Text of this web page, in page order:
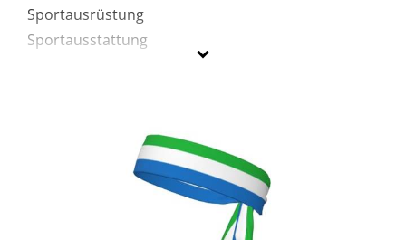
Sportausrüstung
Sportausstattung